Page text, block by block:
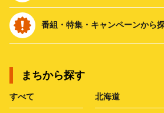
番組・特集・キャンペーンから
まちから探す
すべて 北海道